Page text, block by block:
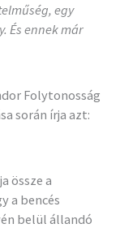
egy
És ennek már
Folytonosság
során írja azt:
össze a
a bencés
belül állandó